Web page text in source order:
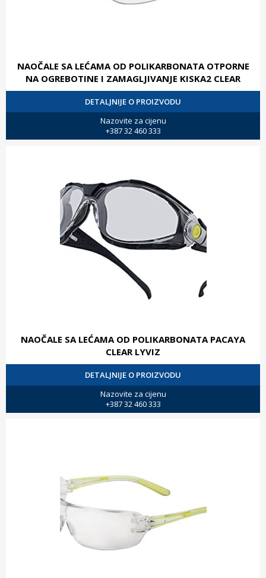
NAOČALE SA LEĆAMA OD POLIKARBONATA OTPORNE
NA OGREBOTINE I ZAMAGLJIVANJE KISKA2 CLEAR
DETALJNIJE O PROIZVODU
Nazovite za cijenu
+387 32 460 333
NAOČALE SA LEĆAMA OD POLIKARBONATA PACAYA
CLEAR LYVIZ
DETALJNIJE O PROIZVODU
Nazovite za cijenu
+387 32 460 333